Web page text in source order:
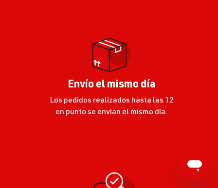
Envío el mismo día
Los pedidos realizados hasta las 12
en punto se envían el mismo día.